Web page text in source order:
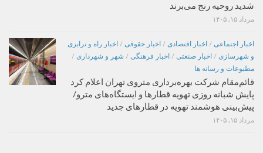
شدید روحیه رنج می‌برند
مرداد ۱۵, ۱۴۰۵
اخبار اجتماعی / اخبار اقتصادی / اخبار حقوقی / اخبار راه و ترابری
و شهرسازی / اخبار صنعتی / اخبار فرهنگی / شهر و شهرداری /
مطبوعات و رسانه ها
قائم‌مقام شرکت بهره‌برداری متروی تهران اعلام کرد
پایش شبانه روزی تهویه قطارها و ایستگاه‌های مترو/
پیش‌بینی هوشمند تهویه در قطارهای جدید
مرداد ۱۵, ۱۴۰۵